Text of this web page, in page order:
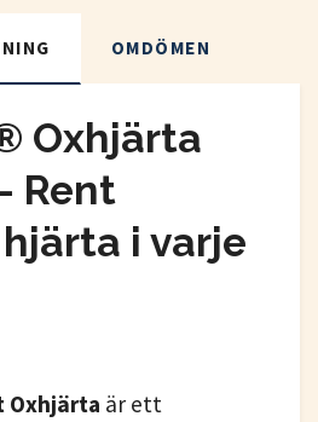
OMDÖMEN
Oxhjärta
Rent
i varje
Oxhjärta är ett